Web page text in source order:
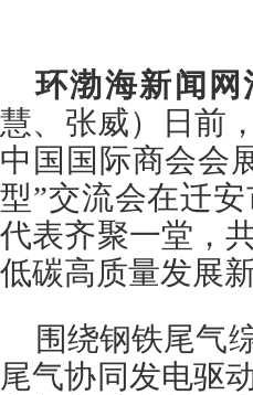
环渤海新闻网
慧、张威）日前
中国国际商会会
型”交流会在迁
代表齐聚一堂，
低碳高质量发展新
围绕钢铁尾气
尾气协同发电驱